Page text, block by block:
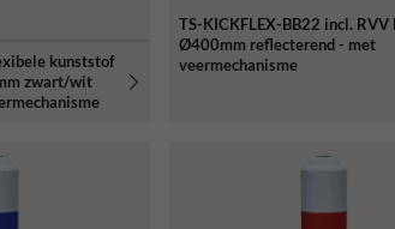
kunststof
zwart/wit
TS-KICKFLEX-BB22 incl. RVV
Ø400mm reflecterend - met
veermechanisme